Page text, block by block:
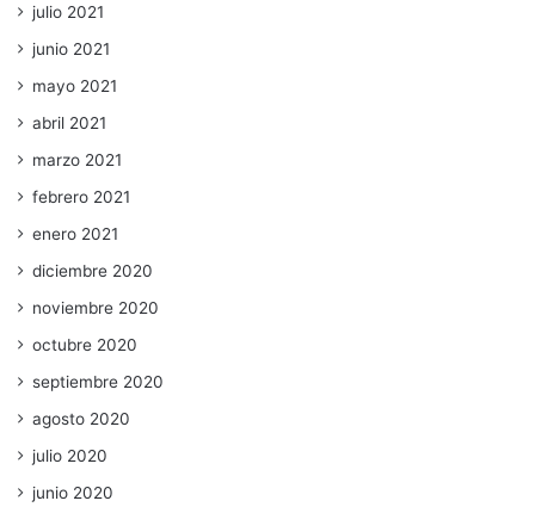
julio 2021
junio 2021
mayo 2021
abril 2021
marzo 2021
febrero 2021
enero 2021
diciembre 2020
noviembre 2020
octubre 2020
septiembre 2020
agosto 2020
julio 2020
junio 2020